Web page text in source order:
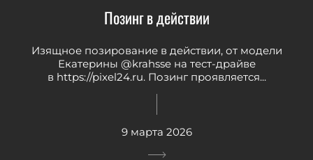
Позинг в действии
Изящное позирование в действии, от модели
Екатерины @krahsse на тест-драйве
в https://pixel24.ru. Позинг проявляется...
9 марта 2026